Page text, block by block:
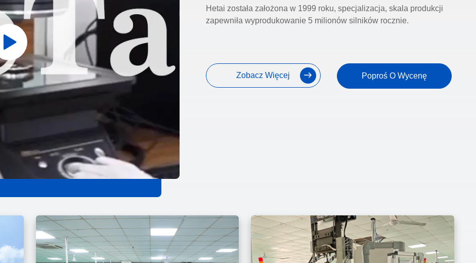
Hetai została założona w 1999 roku, specjalizacja, skala produkcji
zapewniła wyprodukowanie 5 milionów silników rocznie.
Zobacz Więcej Poproś O Wycenę